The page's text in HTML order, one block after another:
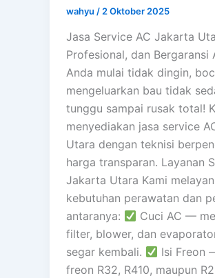
wahyu / 2 Oktober 2025
Jasa Service AC Jakarta
Profesional, dan Bergaransi
Anda mulai tidak dingin,
mengeluarkan bau tidak
tunggu sampai rusak total!
menyediakan jasa service
Utara dengan teknisi
harga transparan. Layanan
Jakarta Utara Kami
kebutuhan perawatan dan
antaranya:
Cuci AC —
filter, blower, dan
segar kembali.
Isi Freon
freon R32, R410, maupun